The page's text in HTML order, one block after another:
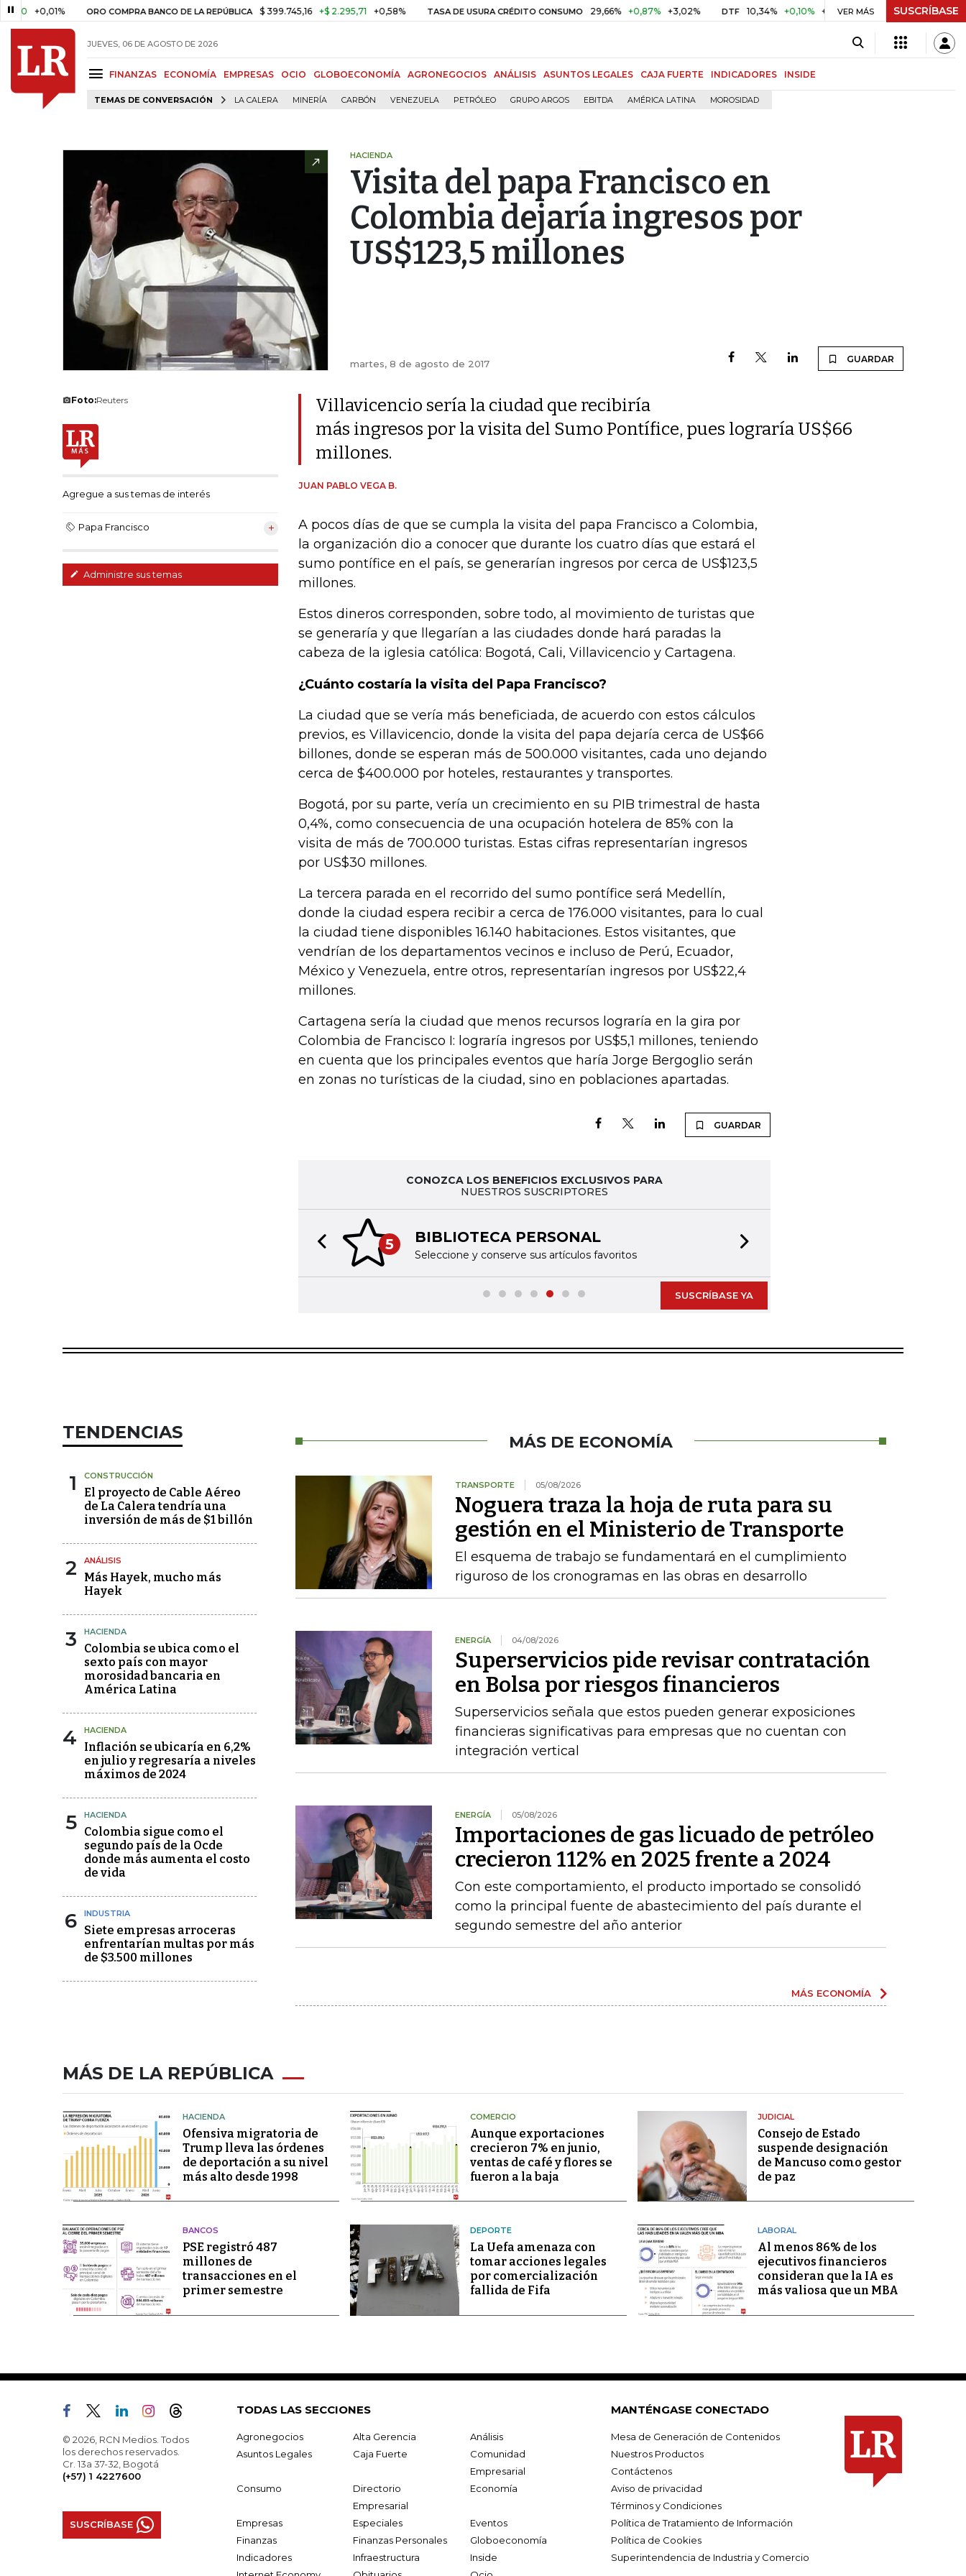
+0,01% ORO COMPRA BANCO DE LA REPÚBLICA $ 399.745,16 +$ 2.295,71 +0,58% TASA DE USURA CRÉDITO CONSUMO 29,66% +0,87% +3,02% DTF 10,34% +0,10% +0,98% UVR $ 416,86 +$ 0,05
VER MÁS SUSCRÍBASE
JUEVES, 06 DE AGOSTO DE 2026
FINANZAS ECONOMÍA EMPRESAS OCIO GLOBOECONOMÍA AGRONEGOCIOS ANÁLISIS ASUNTOS LEGALES CAJA FUERTE INDICADORES INSIDE
TEMAS DE CONVERSACIÓN LA CALERA MINERÍA CARBÓN VENEZUELA PETRÓLEO GRUPO ARGOS EBITDA AMÉRICA LATINA MOROSIDAD
HACIENDA
Visita del papa Francisco en
Colombia dejaría ingresos por
US$123,5 millones
martes, 8 de agosto de 2017 GUARDAR
Foto:Reuters
Agregue a sus temas de interés
Papa Francisco
Administre sus temas
Villavicencio sería la ciudad que recibiría
más ingresos por la visita del Sumo Pontífice, pues lograría US$66
millones.
JUAN PABLO VEGA B.
A pocos días de que se cumpla la visita del papa Francisco a Colombia,
la organización dio a conocer que durante los cuatro días que estará el
sumo pontífice en el país, se generarían ingresos por cerca de US$123,5
millones.
Estos dineros corresponden, sobre todo, al movimiento de turistas que
se generaría y que llegarían a las ciudades donde hará paradas la
cabeza de la iglesia católica: Bogotá, Cali, Villavicencio y Cartagena.
¿Cuánto costaría la visita del Papa Francisco?
La ciudad que se vería más beneficiada, de acuerdo con estos cálculos
previos, es Villavicencio, donde la visita del papa dejaría cerca de US$66
billones, donde se esperan más de 500.000 visitantes, cada uno dejando
cerca de $400.000 por hoteles, restaurantes y transportes.
Bogotá, por su parte, vería un crecimiento en su PIB trimestral de hasta
0,4%, como consecuencia de una ocupación hotelera de 85% con la
visita de más de 700.000 turistas. Estas cifras representarían ingresos
por US$30 millones.
La tercera parada en el recorrido del sumo pontífice será Medellín,
donde la ciudad espera recibir a cerca de 176.000 visitantes, para lo cual
la ciudad tiene disponibles 16.140 habitaciones. Estos visitantes, que
vendrían de los departamentos vecinos e incluso de Perú, Ecuador,
México y Venezuela, entre otros, representarían ingresos por US$22,4
millones.
Cartagena sería la ciudad que menos recursos lograría en la gira por
Colombia de Francisco I: lograría ingresos por US$5,1 millones, teniendo
en cuenta que los principales eventos que haría Jorge Bergoglio serán
en zonas no turísticas de la ciudad, sino en poblaciones apartadas.
GUARDAR
CONOZCA LOS BENEFICIOS EXCLUSIVOS PARA
NUESTROS SUSCRIPTORES
5 BIBLIOTECA PERSONAL
Seleccione y conserve sus artículos favoritos
Previous slide
SUSCRÍBASE YA
TENDENCIAS
1 CONSTRUCCIÓN
El proyecto de Cable Aéreo
de La Calera tendría una
inversión de más de $1 billón
2 ANÁLISIS
Más Hayek, mucho más
Hayek
3 HACIENDA
Colombia se ubica como el
sexto país con mayor
morosidad bancaria en
América Latina
4 HACIENDA
Inflación se ubicaría en 6,2%
en julio y regresaría a niveles
máximos de 2024
5 HACIENDA
Colombia sigue como el
segundo país de la Ocde
donde más aumenta el costo
de vida
6 INDUSTRIA
Siete empresas arroceras
enfrentarían multas por más
de $3.500 millones
MÁS DE ECONOMÍA
TRANSPORTE 05/08/2026
Noguera traza la hoja de ruta para su
gestión en el Ministerio de Transporte
El esquema de trabajo se fundamentará en el cumplimiento
riguroso de los cronogramas en las obras en desarrollo
ENERGÍA 04/08/2026
Superservicios pide revisar contratación
en Bolsa por riesgos financieros
Superservicios señala que estos pueden generar exposiciones
financieras significativas para empresas que no cuentan con
integración vertical
ENERGÍA 05/08/2026
Importaciones de gas licuado de petróleo
crecieron 112% en 2025 frente a 2024
Con este comportamiento, el producto importado se consolidó
como la principal fuente de abastecimiento del país durante el
segundo semestre del año anterior
MÁS ECONOMÍA
MÁS DE LA REPÚBLICA
HACIENDA
Ofensiva migratoria de
Trump lleva las órdenes
de deportación a su nivel
más alto desde 1998
COMERCIO
Aunque exportaciones
crecieron 7% en junio,
ventas de café y flores se
fueron a la baja
JUDICIAL
Consejo de Estado
suspende designación
de Mancuso como gestor
de paz
BANCOS
PSE registró 487
millones de
transacciones en el
primer semestre
DEPORTE
La Uefa amenaza con
tomar acciones legales
por comercialización
fallida de Fifa
LABORAL
Al menos 86% de los
ejecutivos financieros
consideran que la IA es
más valiosa que un MBA
© 2026, RCN Medios. Todos
los derechos reservados.
Cr. 13a 37-32, Bogotá
(+57) 1 4227600
SUSCRÍBASE
TODAS LAS SECCIONES
Agronegocios Alta Gerencia
Análisis
Asuntos Legales
Caja Fuerte
Comunidad
Empresarial
Consumo
Directorio
Empresarial
Economía
Empresas Especiales
Eventos
Finanzas
Finanzas Personales
Globoeconomía
Indicadores
Infraestructura
Inside
MANTÉNGASE CONECTADO
Mesa de Generación de Contenidos
Nuestros Productos
Contáctenos
Aviso de privacidad
Términos y Condiciones
Política de Tratamiento de Información
Política de Cookies
Superintendencia de Industria y Comercio